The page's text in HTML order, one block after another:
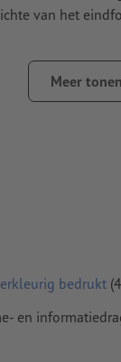
van het
(PSO
v3 FOGRA52)
correct?
Meer tonen
bedrukt
en